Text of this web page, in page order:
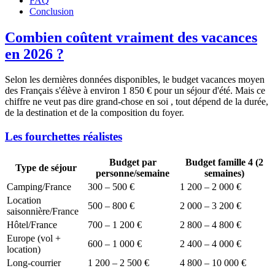
Conclusion
Combien coûtent vraiment des vacances
en 2026 ?
Selon les dernières données disponibles, le budget vacances moyen
des Français s'élève à environ 1 850 € pour un séjour d'été. Mais ce
chiffre ne veut pas dire grand-chose en soi , tout dépend de la durée,
de la destination et de la composition du foyer.
Les fourchettes réalistes
Type de séjour
Budget par
personne/semaine
Budget famille 4 (2
semaines)
Camping/France
300 – 500 €
1 200 – 2 000 €
Location
saisonnière/France
500 – 800 €
2 000 – 3 200 €
Hôtel/France
700 – 1 200 €
2 800 – 4 800 €
Europe (vol +
location)
600 – 1 000 €
2 400 – 4 000 €
Long-courrier
1 200 – 2 500 € 4 800 – 10 000 €